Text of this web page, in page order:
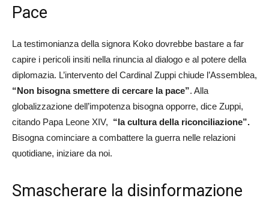
Pace
La testimonianza della signora Koko dovrebbe bastare a far
capire i pericoli insiti nella rinuncia al dialogo e al potere della
diplomazia. L’intervento del Cardinal Zuppi chiude l’Assemblea,
“Non bisogna smettere di cercare la pace”. Alla
globalizzazione dell’impotenza bisogna opporre, dice Zuppi,
citando Papa Leone XIV, “la cultura della riconciliazione”.
Bisogna cominciare a combattere la guerra nelle relazioni
quotidiane, iniziare da noi.
Smascherare la disinformazione